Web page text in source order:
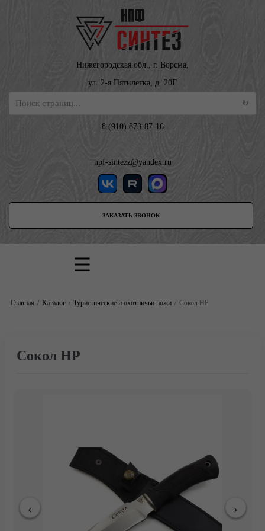
Нижегородская обл., г. Ворсма,
ул. 2-я Пятилетка, д. 20Г
8 (910) 873-87-16
npf-sintezz@yandex.ru
ЗАКАЗАТЬ ЗВОНОК
Главная Каталог Туристические и охотничьи ножи Сокол НР
Сокол НР